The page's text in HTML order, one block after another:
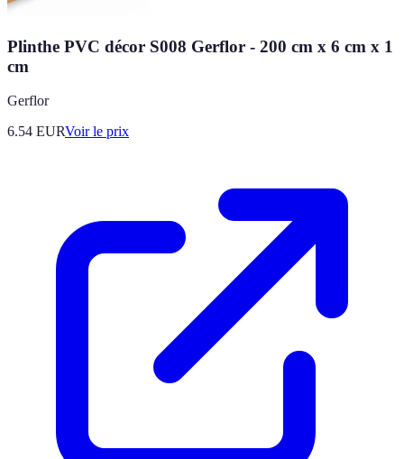
Plinthe PVC décor S008 Gerflor - 200 cm x 6 cm x 1
cm
Gerflor
6.54 EURVoir le prix